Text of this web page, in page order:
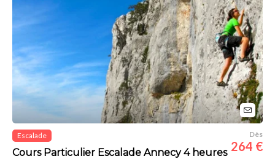
Escalade
Cours Particulier Escalade Annecy 4 heures
Dès
264 €